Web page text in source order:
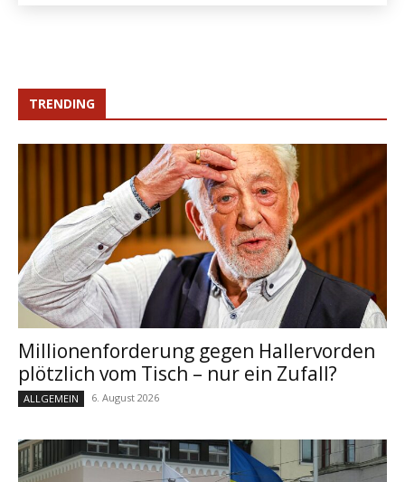
TRENDING
Millionenforderung gegen Hallervorden
plötzlich vom Tisch – nur ein Zufall?
ALLGEMEIN 6. August 2026